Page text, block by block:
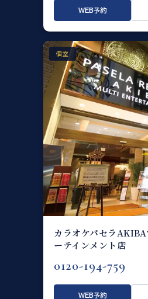
WEB予約
個室
カラオケパセラAKIBA
ーテインメント店
0120-194-759
WEB予約